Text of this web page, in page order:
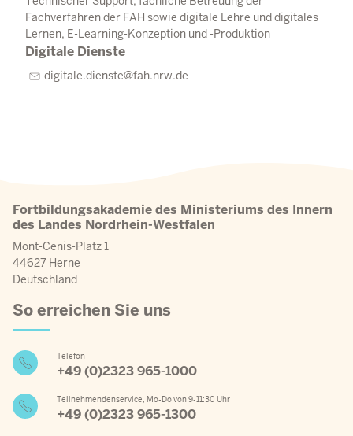
Fachverfahren der FAH sowie digitale Lehre und digitales
Lernen, E-Learning-Konzeption und -Produktion
Digitale Dienste
digitale.dienste@fah.nrw.de
Fortbildungsakademie des Ministeriums des Innern
des Landes Nordrhein-Westfalen
Mont-Cenis-Platz 1
44627 Herne
Deutschland
So erreichen Sie uns
Telefon
+49 (0)2323 965-1000
Teilnehmendenservice, Mo-Do von 9-11:30 Uhr
+49 (0)2323 965-1300